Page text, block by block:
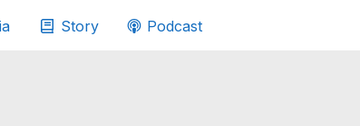
Story Podcast